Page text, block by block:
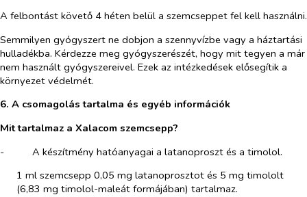
A felbontást követő 4 héten belül a szemcseppet fel kell használni.
Semmilyen gyógyszert ne dobjon a szennyvízbe vagy a háztartási
hulladékba. Kérdezze meg gyógyszerészét, hogy mit tegyen a már
nem használt gyógyszereivel. Ezek az intézkedések elősegítik a
környezet védelmét.
6. A csomagolás tartalma és egyéb információk
Mit tartalmaz a Xalacom szemcsepp?
-​
A készítmény hatóanyagai a latanoproszt és a timolol.
1 ml szemcsepp 0,05 mg latanoprosztot és 5 mg timololt
(6,83 mg timolol-maleát formájában) tartalmaz.